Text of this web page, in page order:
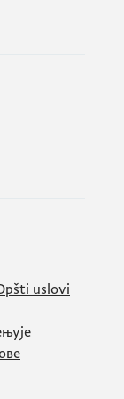
uslovi